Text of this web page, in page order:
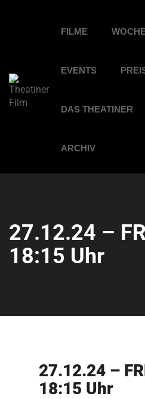
FILME
EVENTS
DAS THEATINER
ARCHIV
27.12.24 –
18:15 Uhr
27.12.24 –
18:15 Uhr